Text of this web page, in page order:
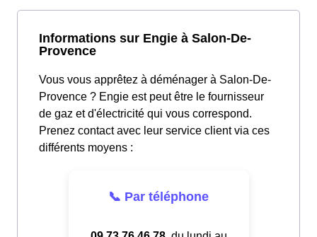
Informations sur Engie à Salon-De-
Provence
Vous vous apprêtez à déménager à Salon-De-
Provence ? Engie est peut être le fournisseur
de gaz et d'électricité qui vous correspond.
Prenez contact avec leur service client via ces
différents moyens :
📞 Par téléphone